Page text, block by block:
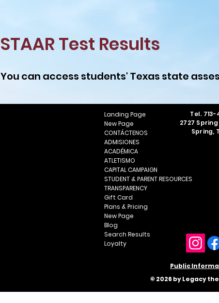
STAAR Test Results
You can access students' Texas state
Landing Page
New Page
CONTÁCTENOS
ADMISIONES
ACADÉMICA
ATLETISMO
CAPITAL CAMPAIGN
STUDENT & PARENT RESOURCES
TRANSPARENCY
Gift Card
Plans & Pricing
New Page
Blog
Search Results
Loyalty
Tel.
2727
Spring,
Public
© 2026 by Legacy